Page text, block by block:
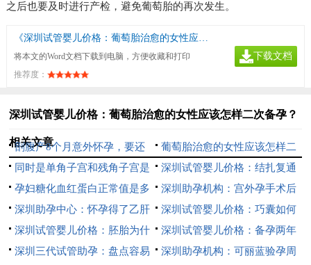
之后也要及时进行产检，避免葡萄胎的再次发生。
《深圳试管婴儿价格：葡萄胎治愈的女性应该怎样二次备孕？》
将本文的Word文档下载到电脑，方便收藏和打印
推荐度：
下载文档
深圳试管婴儿价格：葡萄胎治愈的女性应该怎样二次备孕？
相关文章
剖腹产8个月意外怀孕，要还
是不要？
葡萄胎治愈的女性应该怎样二
次备孕？
同时是单角子宫和残角子宫是
否能怀孕，这种子宫怀孕以后必
须注意这些不然容易流产
深圳试管婴儿价格：结扎复通
后多久可以怀孕,复通手术后一
般多久能怀上
孕妇糖化血红蛋白正常值是多
少,孕期糖化血红蛋白的意义
深圳助孕机构：宫外孕手术后
别急着要孩子，否则容易出现问
题
深圳助孕中心：怀孕得了乙肝
一定要注意，不要妄想孕期会自
愈
深圳试管婴儿价格：巧囊如何
快速怀孕,3个方法提高巧囊怀孕
率
深圳试管婴儿价格：胚胎为什
么怕高温？怀孕初期这些事情注
深圳试管婴儿价格：备孕两年
怀孕失败怎么办？附提高怀孕几
深圳三代试管助孕：盘点容易
深圳助孕机构：可丽蓝验孕周